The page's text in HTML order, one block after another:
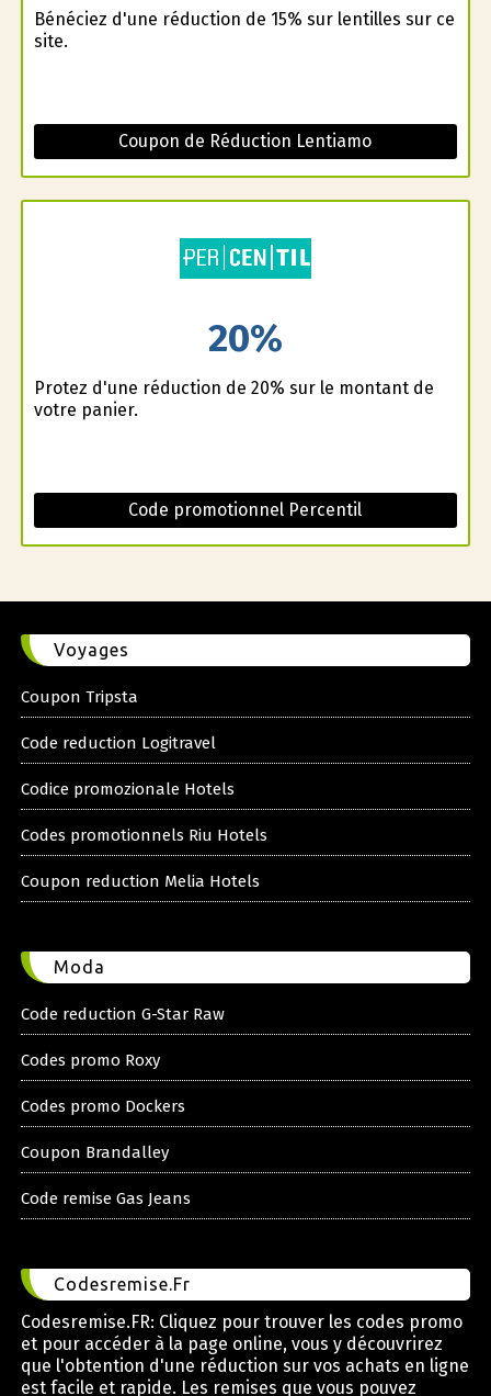
Bénéficiez d'une réduction de 15% sur lentilles sur ce
site.
Coupon de Réduction Lentiamo
20%
Profitez d'une réduction de 20% sur le montant de
votre panier.
Code promotionnel Percentil
Voyages
Coupon Tripsta
Code reduction Logitravel
Codice promozionale Hotels
Codes promotionnels Riu Hotels
Coupon reduction Melia Hotels
Moda
Code reduction G-Star Raw
Codes promo Roxy
Codes promo Dockers
Coupon Brandalley
Code remise Gas Jeans
Codesremise.Fr
Codesremise.FR: Cliquez pour trouver les codes promo
et pour accéder à la page online, vous y découvrirez
que l'obtention d'une réduction sur vos achats en ligne
est facile et rapide. Les remises que vous pouvez